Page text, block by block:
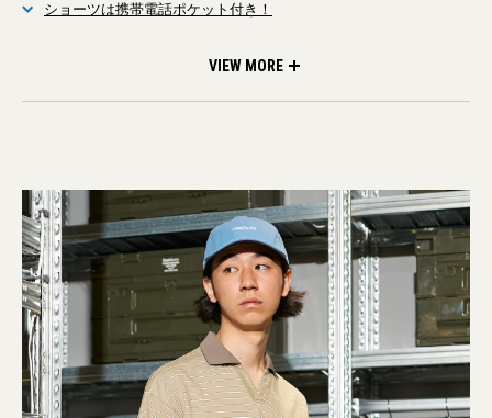
ショーツは携帯電話ポケット付き！
VIEW MORE